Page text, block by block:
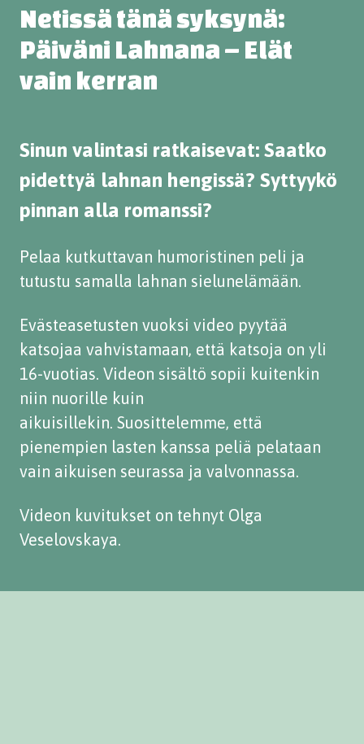
Netissä tänä syksynä:
Päiväni Lahnana – Elät
vain kerran
Sinun valintasi ratkaisevat: Saatko
pidettyä lahnan hengissä? Syttyykö
pinnan alla romanssi?
Pelaa kutkuttavan humoristinen peli ja
tutustu samalla lahnan sielunelämään.
Evästeasetusten vuoksi video pyytää
katsojaa vahvistamaan, että katsoja on yli
16-vuotias. Videon sisältö sopii kuitenkin
niin nuorille kuin
aikuisillekin. Suosittelemme, että
pienempien lasten kanssa peliä pelataan
vain aikuisen seurassa ja valvonnassa.
Videon kuvitukset on tehnyt Olga
Veselovskaya.